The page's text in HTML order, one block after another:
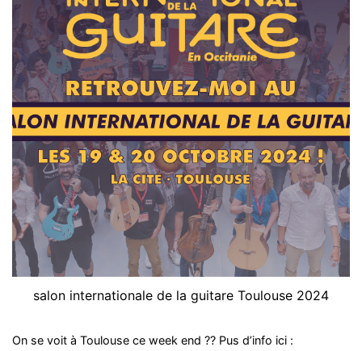
salon internationale de la guitare Toulouse 2024
On se voit à Toulouse ce week end ?? Pus d’info ici :